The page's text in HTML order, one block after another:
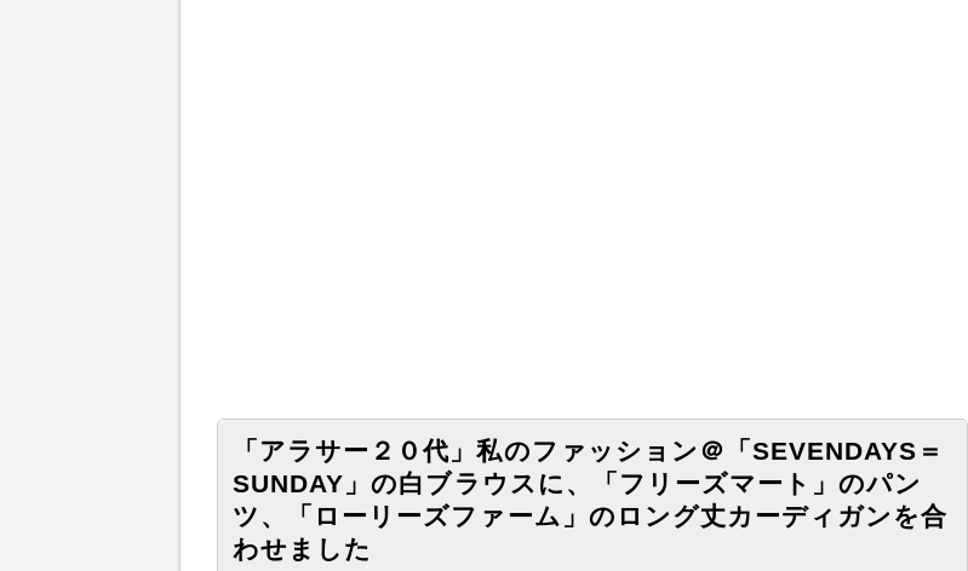
「アラサー２０代」私のファッション＠「SEVENDAYS＝
SUNDAY」の白ブラウスに、「フリーズマート」のパン
ツ、「ローリーズファーム」のロング丈カーディガンを合
わせました